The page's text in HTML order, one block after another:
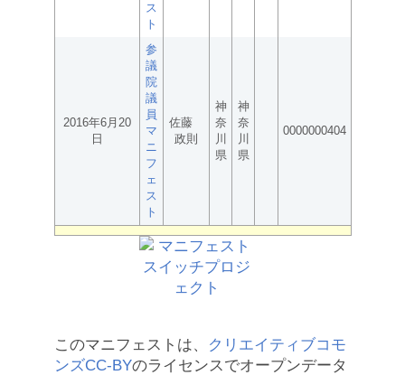
ス
ト
2016年6月20
日
参
議
院
議
員
マ
ニ
フ
ェ
ス
ト
佐藤
政則
神
奈
川
県
神
奈
川
県
0000000404
このマニフェストは、
クリエイティブコモ
ンズCC-BYのライセンスでオープンデータ